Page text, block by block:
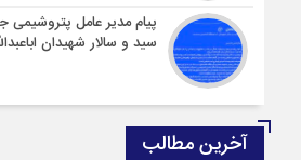
پیام مدیر عامل پتروشیمی
سید و سالار شهیدان
آخرین مطالب